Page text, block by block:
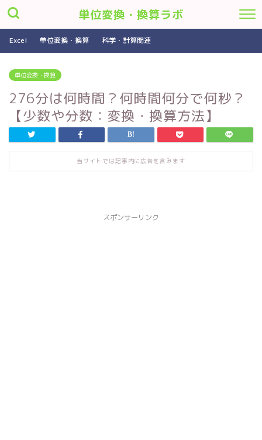
単位変換・換算ラボ
Excel 単位変換・換算 科学・計算関連
単位変換・換算
276分は何時間？何時間何分で何秒？
【少数や分数：変換・換算方法】
当サイトでは記事内に広告を含みます
スポンサーリンク